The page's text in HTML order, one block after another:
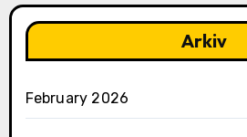
Arkiv
February 2026